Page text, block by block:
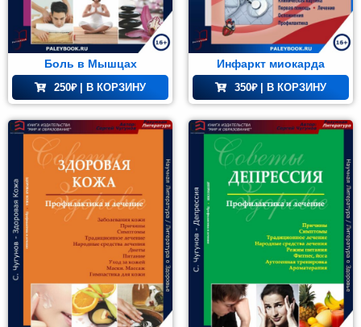
Боль в Мышцах
250₽ | В КОРЗИНУ
Инфаркт миокарда
350₽ | В КОРЗИНУ